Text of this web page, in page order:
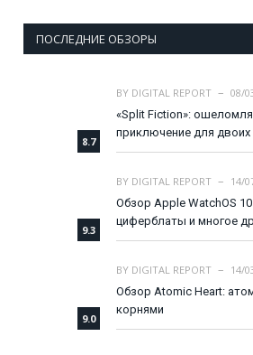
ПОСЛЕДНИЕ ОБЗОРЫ
8.7
BY DIGITAL REPORT
08/
«Split Fiction»:
приключение для двоих
9.3
BY DIGITAL REPORT
14/
Обзор Apple WatchOS
циферблаты и многое
9.0
BY DIGITAL REPORT
14/
Обзор Atomic Heart:
корнями